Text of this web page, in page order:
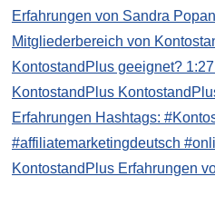
KontostandPlus Erfahrungen